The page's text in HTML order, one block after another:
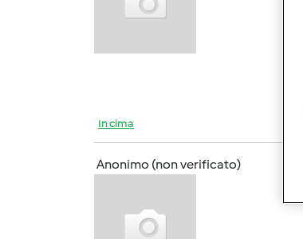
In cima
Anonimo (non verificato)